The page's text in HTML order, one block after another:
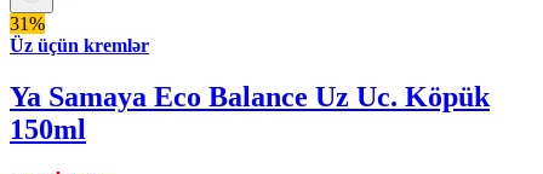
31%
Üz üçün kremlər
Ya Samaya Eco Balance Uz Uc. Köpük
150ml